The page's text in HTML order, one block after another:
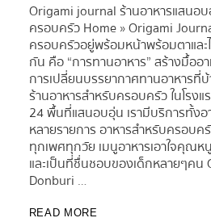
Origami journal ร้านอาหารแสนอ
ครอบครัว Home » Origami
ครอบครัวอยู่พร้อมหน้าพร้อมตาและ
กัน คือ “การทานอาหาร” สร้างมื้ออ
การเปลี่ยนบรรยากาศทานอาหารที่
ร้านอาหารสำหรับครอบครัว ในโรง
24 พื้นที่แสนอบอุ่น เรามีบริการทั้งอ
หลายรายการ อาหารสำหรับครอบค
ทุกเพศทุกวัย เมนูอาหารเอาใจคุณห
และเป็นที่ชื่นชอบของเด็กหลายๆคน
Donburi …
READ MORE